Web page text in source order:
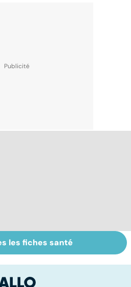
Intestin irritable :
le régime
solution ?
les fiches santé